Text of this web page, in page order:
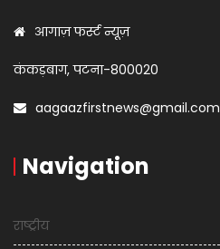
आगाज़ फर्स्ट न्यूज़
कंकड़बाग, पटना-800020
aagaazfirstnews@gmail.com
Navigation
राष्ट्रीय